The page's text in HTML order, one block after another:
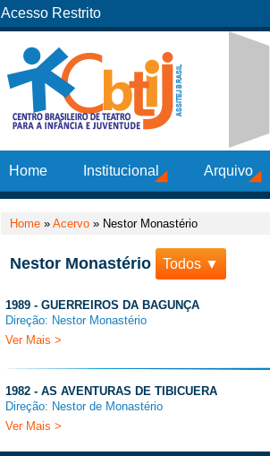
Acesso Restrito
Home Institucional Arquivo
Home » Acervo » Nestor Monastério
Nestor Monastério Todos ▼
1989 - GUERREIROS DA BAGUNÇA
Direção: Nestor Monastério
Ver Mais >
1982 - AS AVENTURAS DE TIBICUERA
Direção: Nestor de Monastério
Ver Mais >